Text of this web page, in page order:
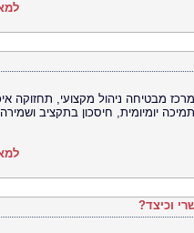
מבטיחה ניהול מקצועי, תחזוקה
יומיומית, חיסכון בתקציב
וכיצד?